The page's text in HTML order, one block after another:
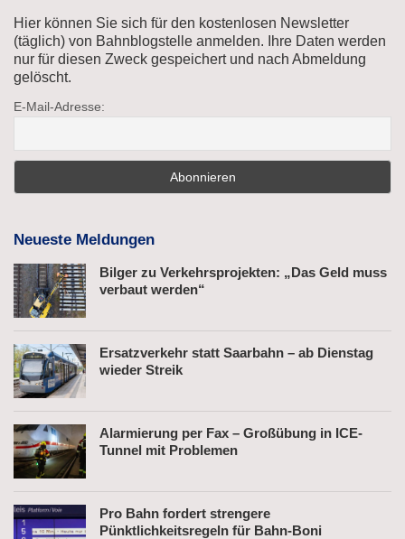
Hier können Sie sich für den kostenlosen Newsletter
(täglich) von Bahnblogstelle anmelden. Ihre Daten werden
nur für diesen Zweck gespeichert und nach Abmeldung
gelöscht.
E-Mail-Adresse:
Neueste Meldungen
Bilger zu Verkehrsprojekten: „Das Geld muss
verbaut werden“
Ersatzverkehr statt Saarbahn – ab Dienstag
wieder Streik
Alarmierung per Fax – Großübung in ICE-
Tunnel mit Problemen
Pro Bahn fordert strengere
Pünktlichkeitsregeln für Bahn-Boni